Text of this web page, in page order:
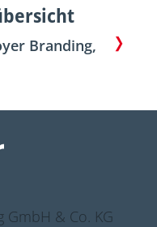
Branding,
& Co. KG